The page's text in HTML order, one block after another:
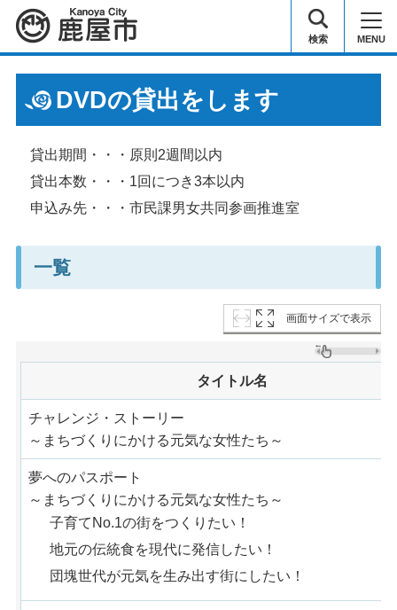
鹿屋市 検索 MENU
DVDの貸出をします
貸出期間・・・原則2週間以内
貸出本数・・・1回につき3本以内
申込み先・・・市民課男女共同参画推進室
一覧
画面サイズで表示
タイトル名
チャレンジ・ストーリー
～まちづくりにかける元気な女性たち～
夢へのパスポート
～まちづくりにかける元気な女性たち～
子育てNo.1の街をつくりたい！
地元の伝統食を現代に発信したい！
団塊世代が元気を生み出す街にしたい！